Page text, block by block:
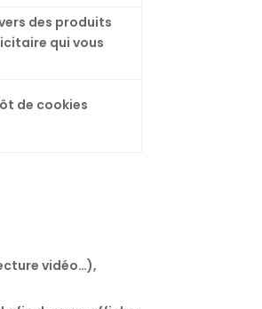
des produits
qui vous
de cookies
vidéo…),